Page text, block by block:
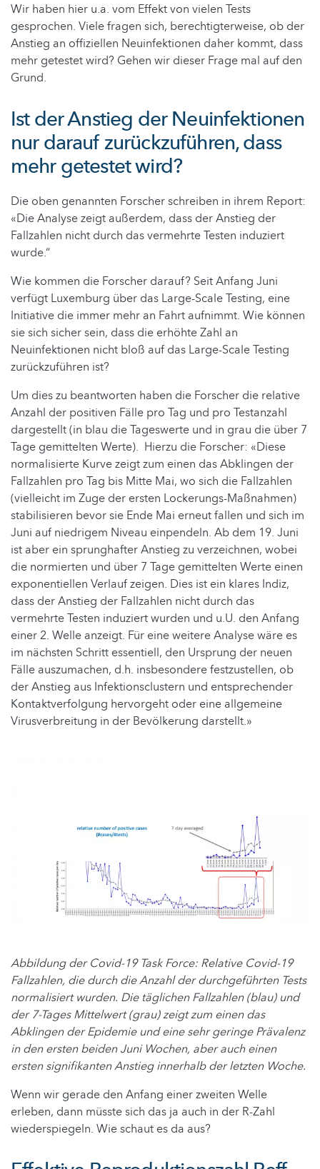
Wir haben hier u.a. vom Effekt von vielen Tests
gesprochen. Viele fragen sich, berechtigterweise, ob der
Anstieg an offiziellen Neuinfektionen daher kommt, dass
mehr getestet wird? Gehen wir dieser Frage mal auf den
Grund.
Ist der Anstieg der Neuinfektionen
nur darauf zurückzuführen, dass
mehr getestet wird?
Die oben genannten Forscher schreiben in ihrem Report:
«Die Analyse zeigt außerdem, dass der Anstieg der
Fallzahlen nicht durch das vermehrte Testen induziert
wurde.“
Wie kommen die Forscher darauf? Seit Anfang Juni
verfügt Luxemburg über das Large-Scale Testing, eine
Initiative die immer mehr an Fahrt aufnimmt. Wie können
sie sich sicher sein, dass die erhöhte Zahl an
Neuinfektionen nicht bloß auf das Large-Scale Testing
zurückzuführen ist?
Um dies zu beantworten haben die Forscher die relative
Anzahl der positiven Fälle pro Tag und pro Testanzahl
dargestellt (in blau die Tageswerte und in grau die über 7
Tage gemittelten Werte). Hierzu die Forscher: «Diese
normalisierte Kurve zeigt zum einen das Abklingen der
Fallzahlen pro Tag bis Mitte Mai, wo sich die Fallzahlen
(vielleicht im Zuge der ersten Lockerungs-Maßnahmen)
stabilisieren bevor sie Ende Mai erneut fallen und sich im
Juni auf niedrigem Niveau einpendeln. Ab dem 19. Juni
ist aber ein sprunghafter Anstieg zu verzeichnen, wobei
die normierten und über 7 Tage gemittelten Werte einen
exponentiellen Verlauf zeigen. Dies ist ein klares Indiz,
dass der Anstieg der Fallzahlen nicht durch das
vermehrte Testen induziert wurden und u.U. den Anfang
einer 2. Welle anzeigt. Für eine weitere Analyse wäre es
im nächsten Schritt essentiell, den Ursprung der neuen
Fälle auszumachen, d.h. insbesondere festzustellen, ob
der Anstieg aus Infektionsclustern und entsprechender
Kontaktverfolgung hervorgeht oder eine allgemeine
Virusverbreitung in der Bevölkerung darstellt.»
Abbildung der Covid-19 Task Force: Relative Covid-19
Fallzahlen, die durch die Anzahl der durchgeführten Tests
normalisiert wurden. Die täglichen Fallzahlen (blau) und
der 7-Tages Mittelwert (grau) zeigt zum einen das
Abklingen der Epidemie und eine sehr geringe Prävalenz
in den ersten beiden Juni Wochen, aber auch einen
ersten signifikanten Anstieg innerhalb der letzten Woche.
Wenn wir gerade den Anfang einer zweiten Welle
erleben, dann müsste sich das ja auch in der R-Zahl
wiederspiegeln. Wie schaut es da aus?